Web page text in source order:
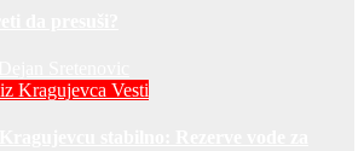
Kragujevca Vesti